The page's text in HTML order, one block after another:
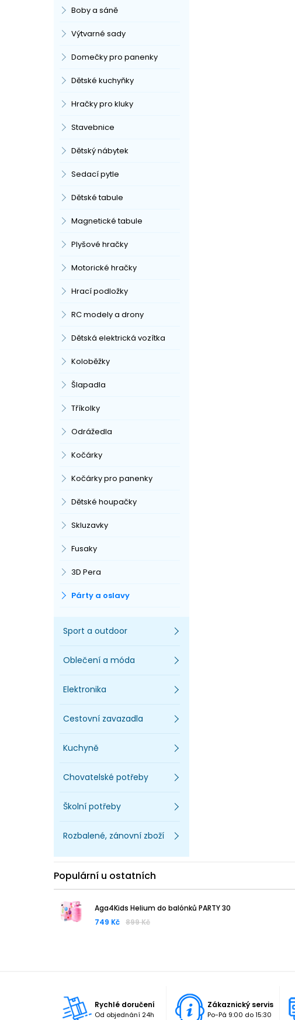
Boby a sáně
Výtvarné sady
Domečky pro panenky
Dětské kuchyňky
Hračky pro kluky
Stavebnice
Dětský nábytek
Sedací pytle
Dětské tabule
Magnetické tabule
Plyšové hračky
Motorické hračky
Hrací podložky
RC modely a drony
Dětská elektrická vozítka
Koloběžky
Šlapadla
Tříkolky
Odrážedla
Kočárky
Kočárky pro panenky
Dětské houpačky
Skluzavky
Fusaky
3D Pera
Párty a oslavy
Sport a outdoor
Oblečení a móda
Elektronika
Cestovní zavazadla
Kuchyně
Chovatelské potřeby
Školní potřeby
Rozbalené, zánovní zboží
Populární u ostatních
749 Kč 899 Kč
Aga4Kids Helium do balónků PARTY 30
Rychlé doručení
Od objednání 24h
Zákaznický servis
Po-Pá 9:00 do 15:30